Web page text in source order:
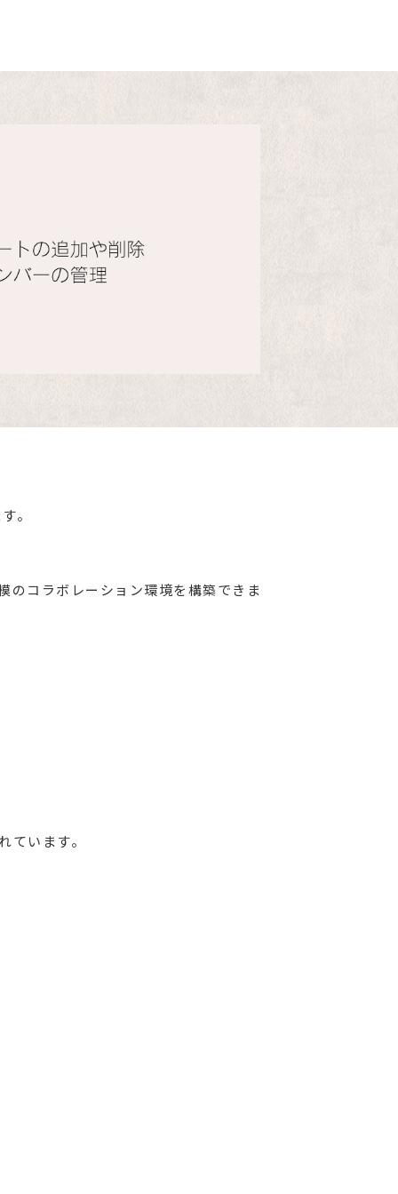
。
のコラボレーション環境を構築できま
います。